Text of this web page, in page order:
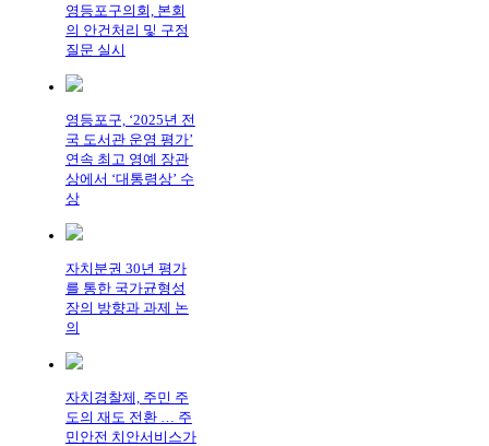
영등포구의회, 본회
의 안건처리 및 구정
질문 실시
영등포구, ‘2025년 전
국 도서관 운영 평가’
연속 최고 영예 장관
상에서 ‘대통령상’ 수
상
자치분권 30년 평가
를 통한 국가균형성
장의 방향과 과제 논
의
자치경찰제, 주민 주
도의 재도 전환 … 주
민안전 치안서비스가